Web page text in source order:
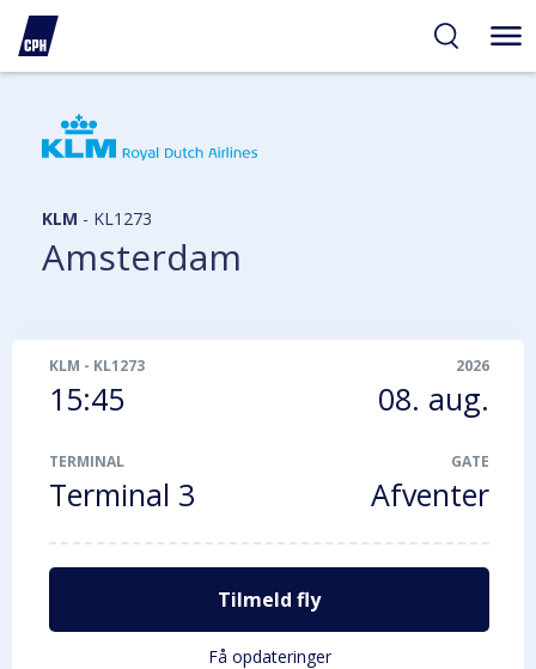
KLM - KL1273
Amsterdam
KLM - KL1273
15:45
2026
08. aug.
TERMINAL
Terminal 3
GATE
Afventer
Tilmeld fly
Få opdateringer